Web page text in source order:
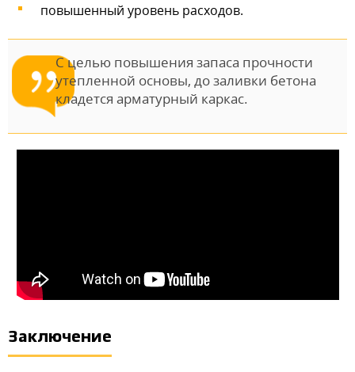
повышенный уровень расходов.
С целью повышения запаса прочности
утепленной основы, до заливки бетона
кладется арматурный каркас.
Заключение